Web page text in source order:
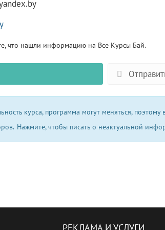
что нашли информацию на Все Курсы Бай.
курса, программа могут меняться,
Нажмите, чтобы писать о неактуальной
РЕКЛАМА И УСЛУГИ